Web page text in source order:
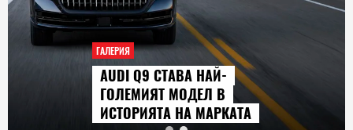
ГАЛЕРИЯ
AUDI Q9 СТАВА НАЙ-
ГОЛЕМИЯТ МОДЕЛ В
ИСТОРИЯТА НА МАРКАТА